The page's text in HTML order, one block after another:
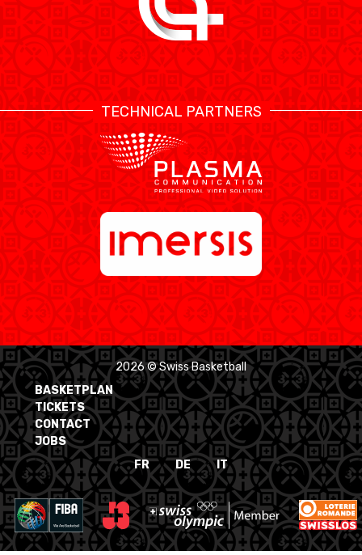
TECHNICAL PARTNERS
2026 © Swiss Basketball
BASKETPLAN
TICKETS
CONTACT
JOBS
FR
DE IT